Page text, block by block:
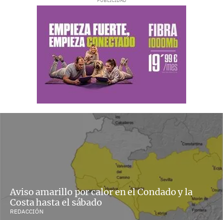
Aviso amarillo por calor en el Condado y la
Costa hasta el sábado
REDACCIÓN